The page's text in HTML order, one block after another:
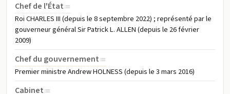
Chef de l'État
Roi CHARLES III (depuis le 8 septembre 2022) ; représenté par le
gouverneur général Sir Patrick L. ALLEN (depuis le 26 février
2009)
Chef du gouvernement
Premier ministre Andrew HOLNESS (depuis le 3 mars 2016)
Cabinet